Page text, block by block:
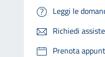
Leggi le
Richiedi
Prenota